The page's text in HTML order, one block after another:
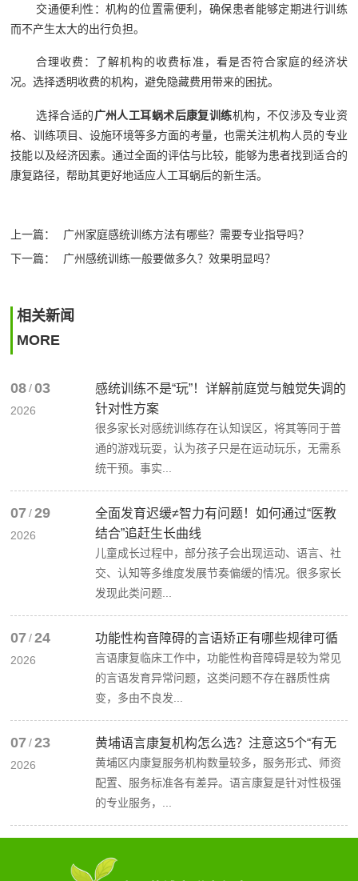
交通便利性：机构的位置需便利，确保患者能够定期进行训练
而不产生太大的出行负担。
合理收费：了解机构的收费标准，看是否符合家庭的经济状
况。选择透明收费的机构，避免隐藏费用带来的困扰。
选择合适的广州人工耳蜗术后康复训练机构，不仅涉及专业资
格、训练项目、设施环境等多方面的考量，也需关注机构人员的专业
技能以及经济因素。通过全面的评估与比较，能够为患者找到适合的
康复路径，帮助其更好地适应人工耳蜗后的新生活。‍
上一篇：
广州家庭感统训练方法有哪些？需要专业指导吗？
下一篇：
广州感统训练一般要做多久？效果明显吗？
相关新闻
MORE
08 / 03
2026
感统训练不是“玩”！详解前庭觉与触觉失调的
针对性方案
很多家长对感统训练存在认知误区，将其等同于普
通的游戏玩耍，认为孩子只是在运动玩乐，无需系
统干预。事实...
07 / 29
2026
全面发育迟缓≠智力有问题！如何通过“医教
结合”追赶生长曲线
儿童成长过程中，部分孩子会出现运动、语言、社
交、认知等多维度发展节奏偏缓的情况。很多家长
发现此类问题...
07 / 24
2026
功能性构音障碍的言语矫正有哪些规律可循
言语康复临床工作中，功能性构音障碍是较为常见
的言语发育异常问题，这类问题不存在器质性病
变，多由不良发...
07 / 23
2026
黄埔语言康复机构怎么选？注意这5个“有无
黄埔区内康复服务机构数量较多，服务形式、师资
配置、服务标准各有差异。语言康复是针对性极强
的专业服务，...